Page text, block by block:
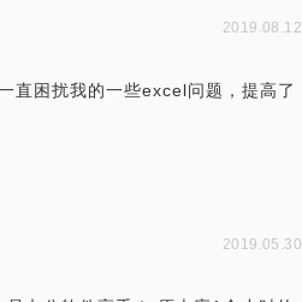
2019.08.12
直困扰我的一些excel问题，提高了
2019.05.30